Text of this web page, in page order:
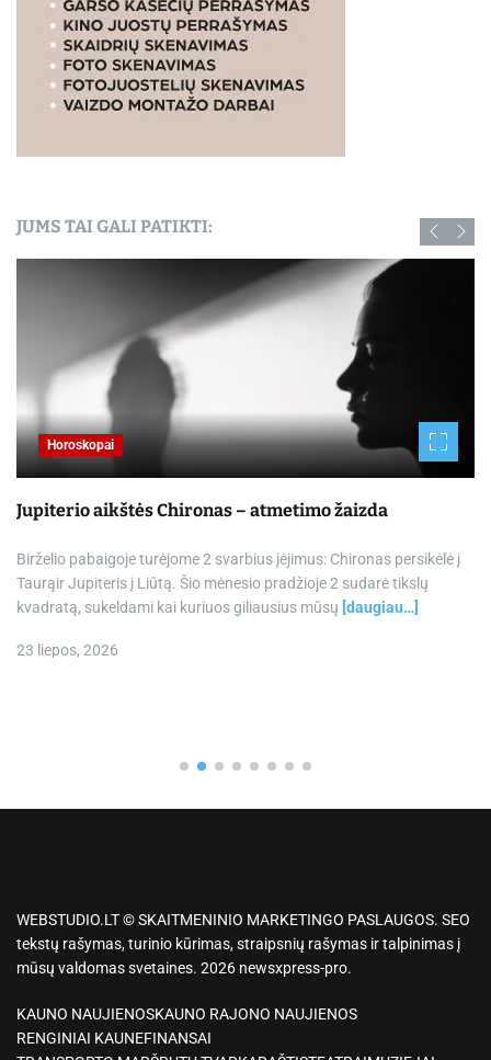
JUMS TAI GALI PATIKTI:
Horoskopai
Jupiterio aikštės Chironas – atmetimo žaizda
Birželio pabaigoje turėjome 2 svarbius įėjimus: Chironas persikėlė į
Taurąir Jupiteris į Liūtą. Šio mėnesio pradžioje 2 sudarė tikslų
kvadratą, sukeldami kai kuriuos giliausius mūsų [daugiau…]
23 liepos, 2026
WEBSTUDIO.LT © SKAITMENINIO MARKETINGO PASLAUGOS. SEO
tekstų rašymas, turinio kūrimas, straipsnių rašymas ir talpinimas į
mūsų valdomas svetaines. 2026 newsxpress-pro.
KAUNO NAUJIENOSKAUNO RAJONO NAUJIENOS
RENGINIAI KAUNEFINANSAI